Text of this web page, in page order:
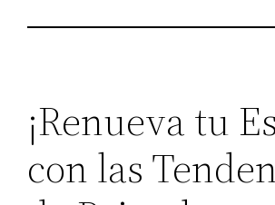
¡Renueva tu
con las